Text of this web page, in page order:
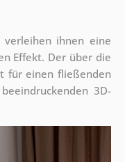
ihnen eine
Effekt. Der über die
für einen fließenden
3D-